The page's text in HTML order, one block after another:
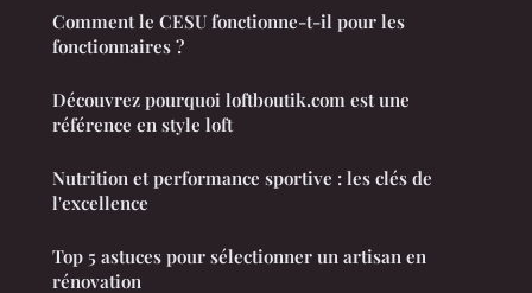
Comment le CESU fonctionne-t-il pour les
fonctionnaires ?
Découvrez pourquoi loftboutik.com est une
référence en style loft
Nutrition et performance sportive : les clés de
l'excellence
Top 5 astuces pour sélectionner un artisan en
rénovation